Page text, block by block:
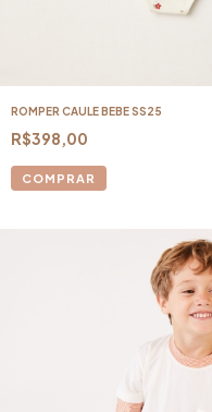
ROMPER CAULE BEBE SS25
R$398,00
COMPRAR